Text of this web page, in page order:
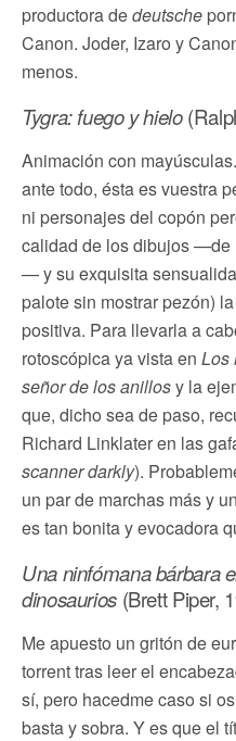
productora dedeutsche
Canon. Joder, Izaro y
menos.
Tygra: fuego y hielo
Animación con
ante todo, ésta es vuestra
ni personajes del copón
calidad de los dibujos —de
— y su exquisita
palote sin mostrar pezón)
positiva. Para llevarla a
rotoscópica ya vista en Los
señor de los anillosy la
que, dicho sea de paso,
Richard Linklater en las
scanner darkly).
un par de marchas más y
es tan bonita y evocadora
Una ninfómana bárbara
dinosaurios(Brett Piper,
Me apuesto un gritón de
torrent tras leer el
sí, pero hacedme caso si
basta y sobra. Y es que el